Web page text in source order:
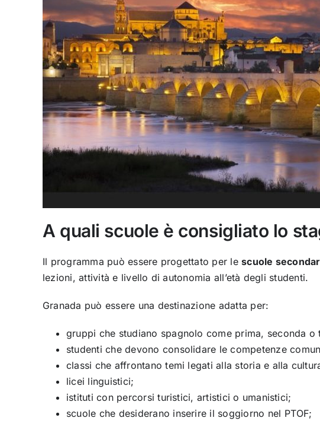
A quali scuole è consigliato lo
Il programma può essere progettato per lescuole
lezioni, attività e livello di autonomia all’età degli studenti.
Granada può essere una destinazione adatta per:
gruppi che studiano spagnolo come prima, seconda o
studenti che devono consolidare le competenze
classi che affrontano temi legati alla storia e alla
licei linguistici;
istituti con percorsi turistici, artistici o umanistici;
scuole che desiderano inserire il soggiorno nel PTOF;